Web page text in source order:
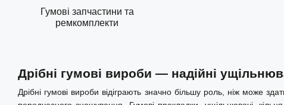
Дрібні гумові вироби — надійні
Дрібні гумові вироби відіграють значно більшу роль, ніж може
Гумові запчастини та
ремкомплекти